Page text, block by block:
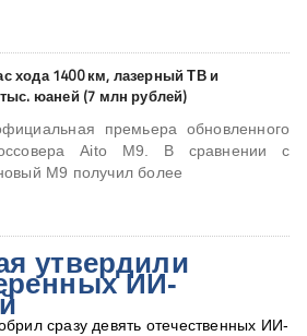
хода 1400 км, лазерный ТВ и
юаней (7 млн рублей)
премьера обновленного
Aito M9. В сравнении с
M9 получил более
утвердили
ИИ-
сразу девять отечественных ИИ-